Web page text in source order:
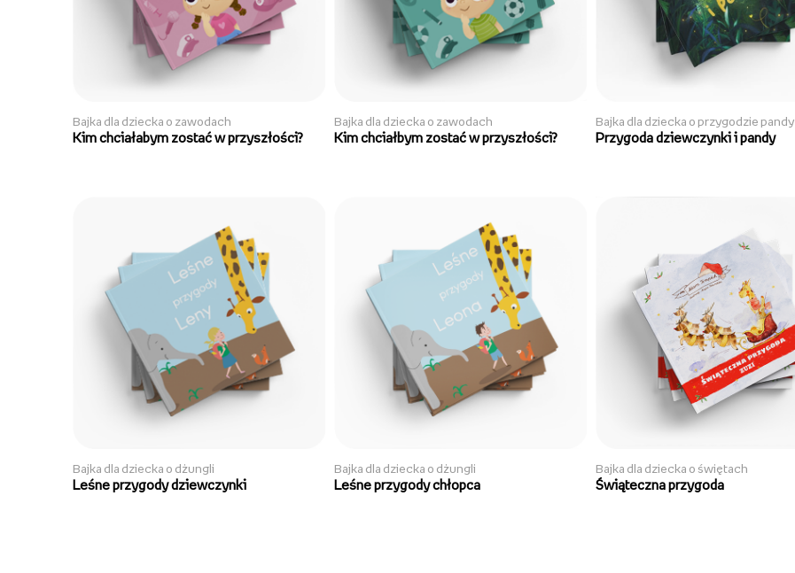
Bajka dla dziecka o zawodach
Kim chciałabym zostać w przyszłości?
Bajka dla dziecka o dżungli
Leśne przygody dziewczynki
Bajka dla dziecka o zawodach
Kim chciałbym zostać w przyszłości?
Bajka dla dziecka o dżungli
Leśne przygody chłopca
Bajka dla dziecka o przygodzie pandy
Przygoda dziewczynki i pandy
Bajka dla dziecka o świętach
Świąteczna przygoda